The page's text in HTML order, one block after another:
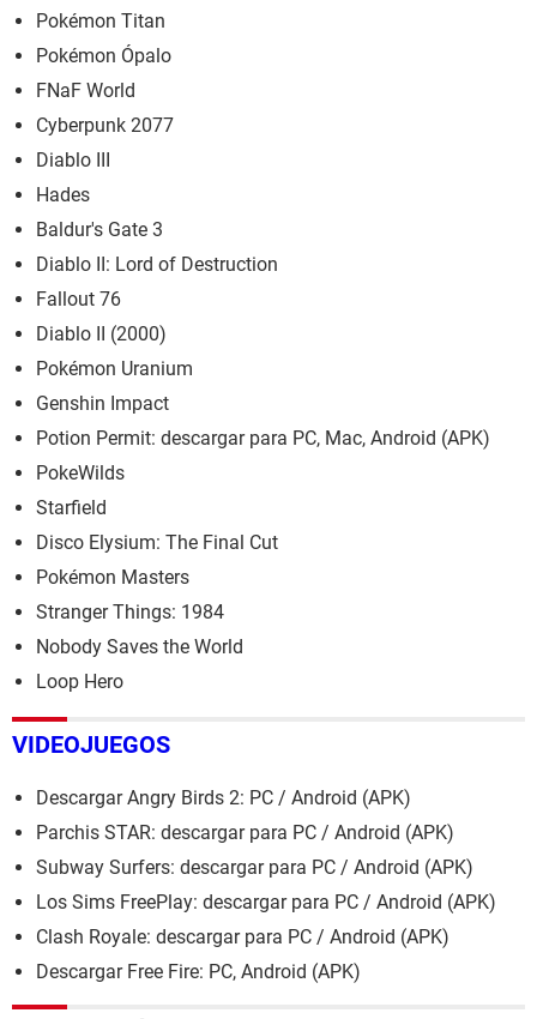
Pokémon Titan
Pokémon Ópalo
FNaF World
Cyberpunk 2077
Diablo III
Hades
Baldur's Gate 3
Diablo II: Lord of Destruction
Fallout 76
Diablo II (2000)
Pokémon Uranium
Genshin Impact
Potion Permit: descargar para PC, Mac, Android (APK)
PokeWilds
Starfield
Disco Elysium: The Final Cut
Pokémon Masters
Stranger Things: 1984
Nobody Saves the World
Loop Hero
VIDEOJUEGOS
Descargar Angry Birds 2: PC / Android (APK)
Parchis STAR: descargar para PC / Android (APK)
Subway Surfers: descargar para PC / Android (APK)
Los Sims FreePlay: descargar para PC / Android (APK)
Clash Royale: descargar para PC / Android (APK)
Descargar Free Fire: PC, Android (APK)